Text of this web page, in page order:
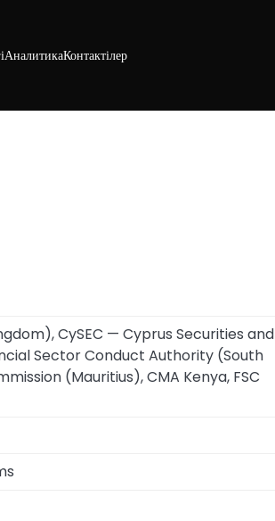
АналитикаКонтактілер
CySEC — Cyprus Securities and
Sector Conduct Authority (South
(Mauritius), CMA Kenya, FSC